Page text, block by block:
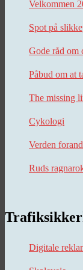
Velkommen
Spot på
Gode råd om
Påbud om at
The missing
Cykologi
Verden
Ruds
Digitale